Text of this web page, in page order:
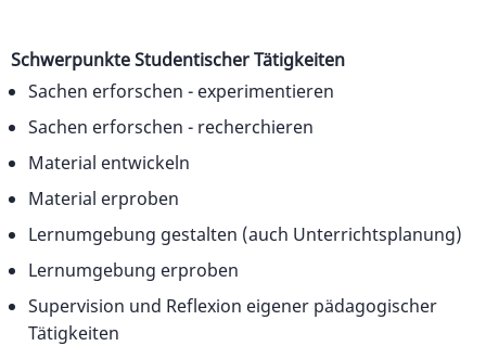
Schwerpunkte Studentischer Tätigkeiten
Sachen erforschen - experimentieren
Sachen erforschen - recherchieren
Material entwickeln
Material erproben
Lernumgebung gestalten (auch Unterrichtsplanung)
Lernumgebung erproben
Supervision und Reflexion eigener pädagogischer
Tätigkeiten